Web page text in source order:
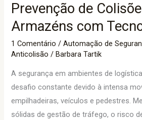
Prevenção de
Armazéns com
1 Comentário /Automação de
Anticolisão /Barbara Tartik
A segurança em ambientes de
desafio constante devido à intensa
empilhadeiras, veículos e pedestres.
sólidas de gestão de tráfego, o risco